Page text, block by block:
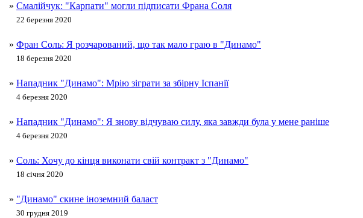
» Смалійчук: "Карпати" могли підписати Франа Соля
22 березня 2020
» Фран Соль: Я розчарований, що так мало граю в "Динамо"
18 березня 2020
» Нападник "Динамо": Мрію зіграти за збірну Іспанії
4 березня 2020
» Нападник "Динамо": Я знову відчуваю силу, яка завжди була у мене раніше
4 березня 2020
» Соль: Хочу до кінця виконати свій контракт з "Динамо"
18 січня 2020
» "Динамо" скине іноземний баласт
30 грудня 2019